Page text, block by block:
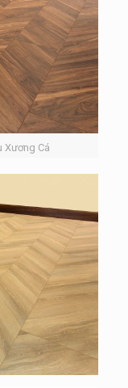
Xương Cá